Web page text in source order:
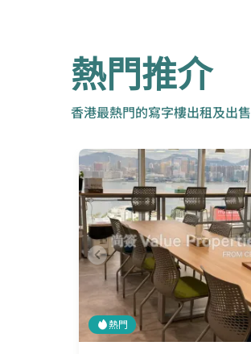
熱門推介
香港最熱門的寫字樓出租及出售
熱門